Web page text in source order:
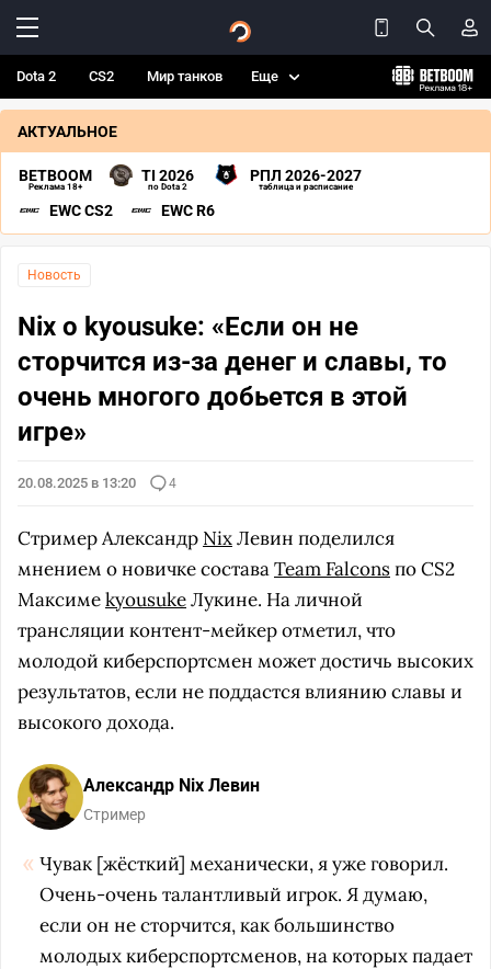
Dota 2 CS2 Мир танков Еще
АКТУАЛЬНОЕ
BETBOOM
Реклама 18+
TI 2026
по Dota 2
РПЛ 2026-2027
таблица и расписание
EWC CS2 EWC R6
Новость
Nix о kyousuke: «Если он не
сторчится из-за денег и славы, то
очень многого добьется в этой
игре»
20.08.2025 в 13:20 4
Стример Александр NixЛевин поделился
мнением о новичке составаTeam Falconsпо CS2
МаксимеkyousukeЛукине. На личной
трансляции контент-мейкер отметил, что
молодой киберспортсмен может достичь высоких
результатов, если не поддастся влиянию славы и
высокого дохода.
Александр Nix Левин
Стример
Чувак [жёсткий] механически, я уже говорил.
Очень-очень талантливый игрок. Я думаю,
если он не сторчится, как большинство
молодых киберспортсменов, на которых падает